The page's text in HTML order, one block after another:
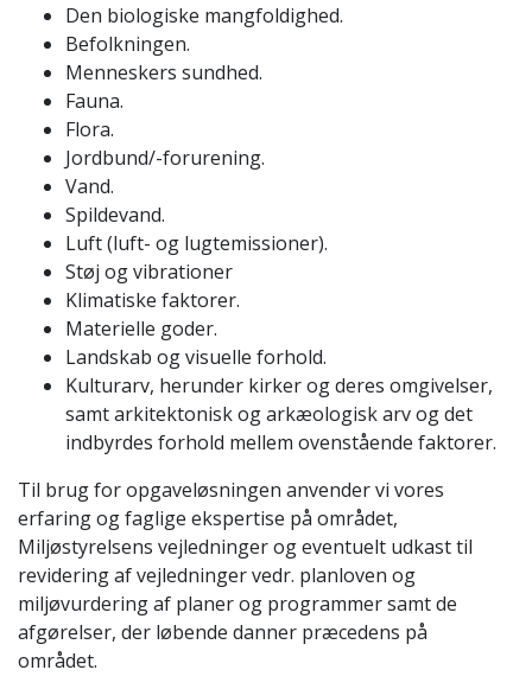
Den biologiske mangfoldighed.
Befolkningen.
Menneskers sundhed.
Fauna.
Flora.
Jordbund/-forurening.
Vand.
Spildevand.
Luft (luft- og lugtemissioner).
Støj og vibrationer
Klimatiske faktorer.
Materielle goder.
Landskab og visuelle forhold.
Kulturarv, herunder kirker og deres omgivelser,
samt arkitektonisk og arkæologisk arv og det
indbyrdes forhold mellem ovenstående faktorer.
Til brug for opgaveløsningen anvender vi vores
erfaring og faglige ekspertise på området,
Miljøstyrelsens vejledninger og eventuelt udkast til
revidering af vejledninger vedr. planloven og
miljøvurdering af planer og programmer samt de
afgørelser, der løbende danner præcedens på
området.